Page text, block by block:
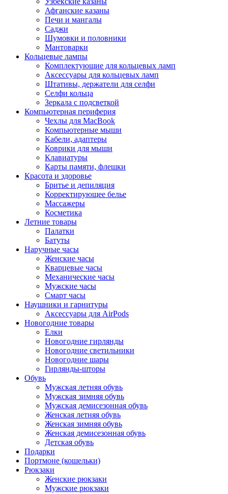
Афганские казаны
Печи и мангалы
Саджи
Шумовки и половники
Мантоварки
Кольцевые лампы
Комплектующие для кольцевых ламп
Аксессуары для кольцевых ламп
Штативы, держатели для селфи
Селфи кольца
Зеркала с подсветкой
Компьютерная периферия
Чехлы для MacBook
Компьютерные мыши
Кабели, адаптеры
Коврики для мыши
Клавиатуры
Карты памяти, флешки
Красота и здоровье
Бритье и депиляция
Корректирующее белье
Массажеры
Косметика
Летние товары
Палатки
Батуты
Наручные часы
Женские часы
Кварцевые часы
Механические часы
Мужские часы
Смарт часы
Наушники и гарнитуры
Аксессуары для AirPods
Новогодние товары
Елки
Новогодние гирлянды
Новогодние светильники
Новогодние шары
Гирлянды-шторы
Обувь
Мужская летняя обувь
Мужская зимняя обувь
Мужская демисезонная обувь
Женская летняя обувь
Женская зимняя обувь
Женская демисезонная обувь
Детская обувь
Подарки
Портмоне (кошельки)
Рюкзаки
Женские рюкзаки
Мужские рюкзаки